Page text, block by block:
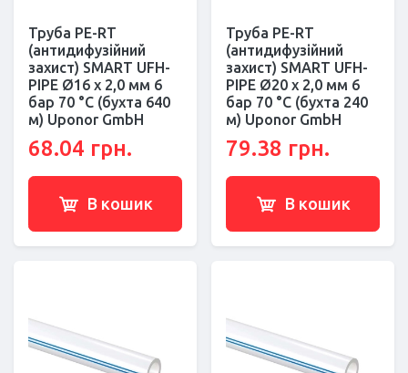
Труба PE-RT
(антидифузійний
захист) SMART UFH-
PIPE Ø16 x 2,0 мм 6
бар 70 °С (бухта 640
м) Uponor GmbH
68.04 грн.
В кошик
Труба PE-RT
(антидифузійний
захист) SMART UFH-
PIPE Ø20 x 2,0 мм 6
бар 70 °С (бухта 240
м) Uponor GmbH
79.38 грн.
В кошик